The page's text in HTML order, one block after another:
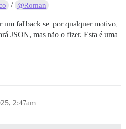
/ @Roman
um fallback se, por qualquer motivo,
JSON, mas não o fizer. Esta é uma
2:47am